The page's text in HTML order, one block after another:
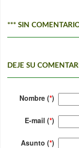
*** SIN
DEJE SU
Nombre (*)
E-mail (*)
Asunto (*)